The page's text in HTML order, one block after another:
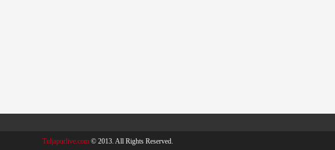
Tuljapurlive.com © 2013. All Rights Reserved.